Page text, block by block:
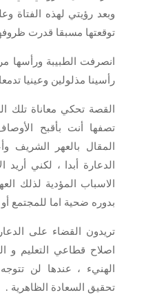
وبعد رؤيتي لهذه الفتاة
توقعتها مسبقا قدرت
انصرفت الطبيبة ورأسها
رأسينا مذلولين وعينيا
القصة تحكي معاناة تلك
تصفها أنت بأقبح
المقال بالعهر
الدعارة أبدا ، لكني أريد
الاسباب المؤدية لذلك
بدوره ضحية اما للمجتمع
تريدون القضاء على
اصلاح قطاعي التعليم و
الهنيء ، عندها لن
تحقيق السعادة الظاهرية .